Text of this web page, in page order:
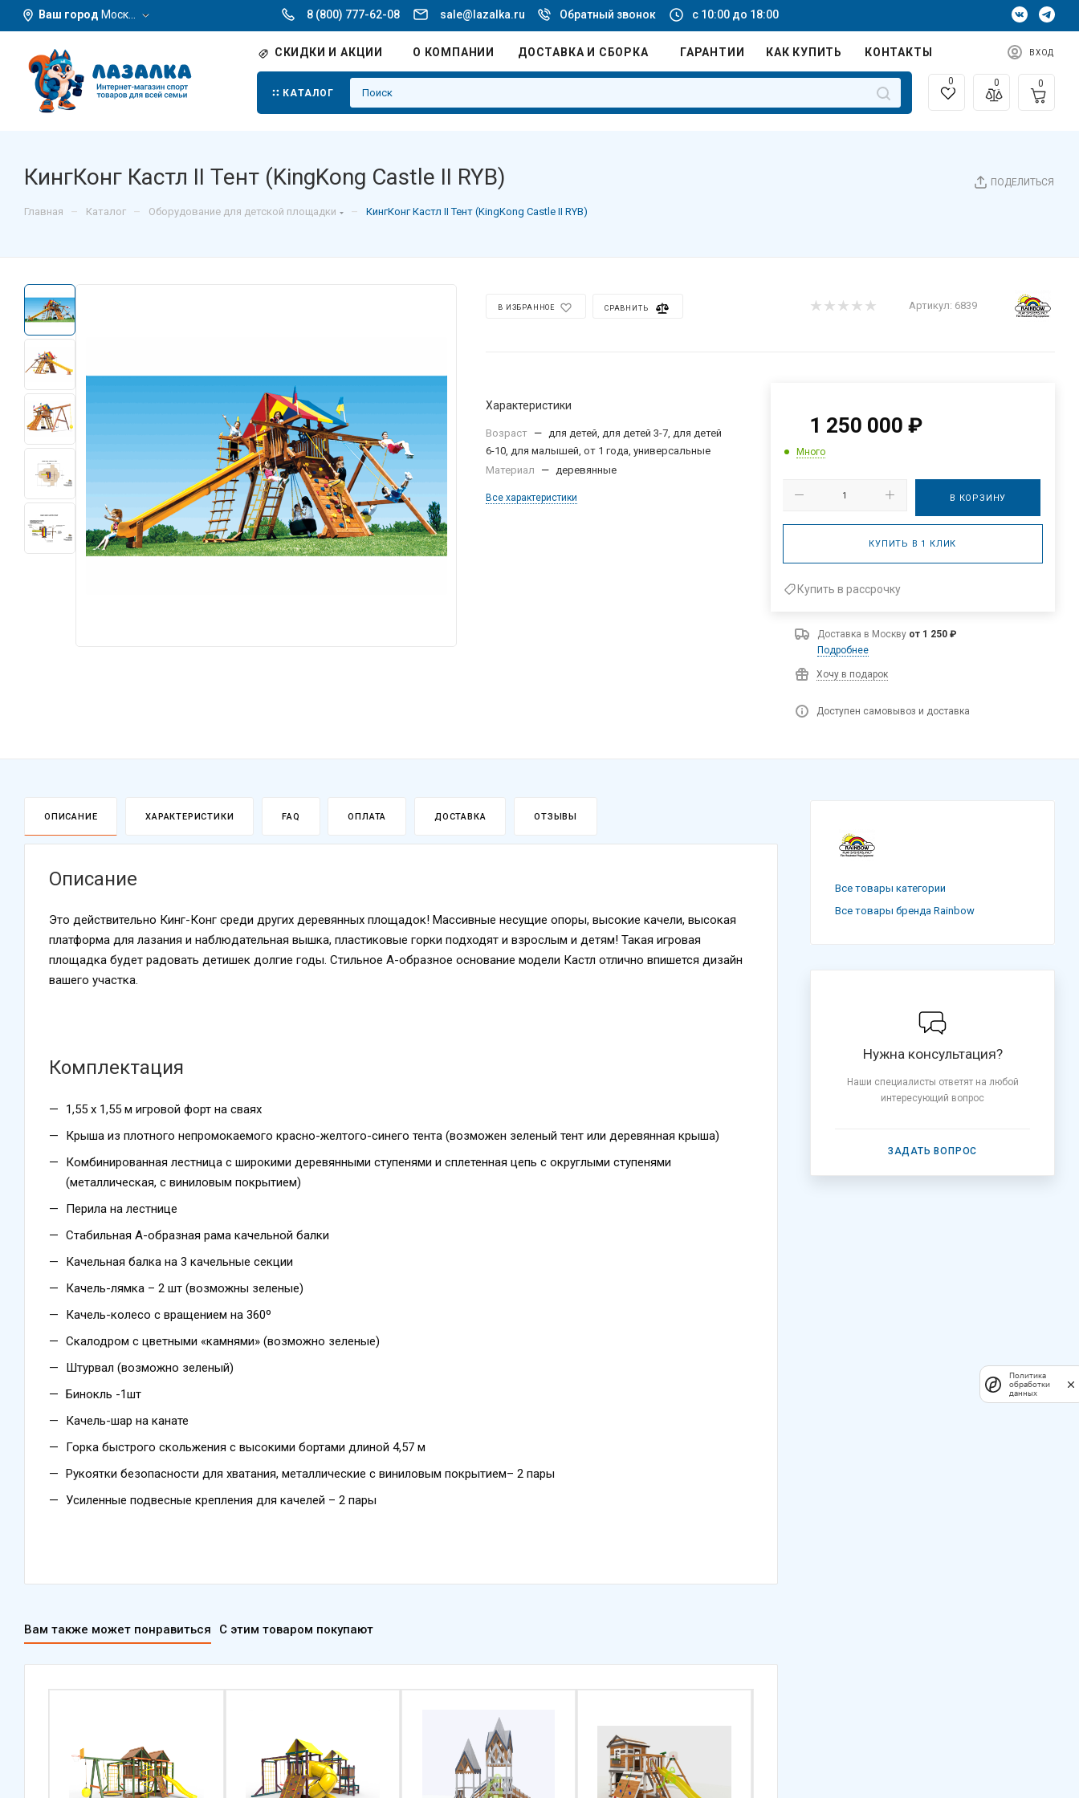
Ваш город Москва 8 (800) 777-62-08 sale@lazalka.ru Обратный звонок с 10:00 до 18:00
СКИДКИ И АКЦИИ О КОМПАНИИ ДОСТАВКА И СБОРКА ГАРАНТИИ КАК КУПИТЬ КОНТАКТЫ ВХОД
КАТАЛОГ
0 0 0
ПОДЕЛИТЬСЯ
КингКонг Кастл II Тент (KingKong Castle II RYB)
Главная – Каталог – Оборудование для детской площадки – КингКонг Кастл II Тент (KingKong Castle II RYB)
В ИЗБРАННОЕ СРАВНИТЬ Артикул: 6839
Характеристики
Возраст — для детей, для детей 3-7, для детей
6-10, для малышей, от 1 года, универсальные
Материал
— деревянные
Все характеристики
1 250 000 ₽
Много
В КОРЗИНУ
КУПИТЬ В 1 КЛИК
Купить в рассрочку
Доставка в Москву от 1 250 ₽
Подробнее
Хочу в подарок
Доступен самовывоз и доставка
ОПИСАНИЕ ХАРАКТЕРИСТИКИ FAQ ОПЛАТА ДОСТАВКА ОТЗЫВЫ
Описание
Это действительно Кинг-Конг среди других деревянных площадок! Массивные несущие опоры, высокие качели, высокая
платформа для лазания и наблюдательная вышка, пластиковые горки подходят и взрослым и детям! Такая игровая
площадка будет радовать детишек долгие годы. Стильное А-образное основание модели Кастл отлично впишется дизайн
вашего участка.
Комплектация
1,55 x 1,55 м игровой форт на сваях
Крыша из плотного непромокаемого красно-желтого-синего тента (возможен зеленый тент или деревянная крыша)
Комбинированная лестница с широкими деревянными ступенями и сплетенная цепь с округлыми ступенями
(металлическая, с виниловым покрытием)
Перила на лестнице
Стабильная А-образная рама качельной балки
Качельная балка на 3 качельные секции
Качель-лямка – 2 шт (возможны зеленые)
Качель-колесо с вращением на 360º
Скалодром с цветными «камнями» (возможно зеленые)
Штурвал (возможно зеленый)
Бинокль -1шт
Качель-шар на канате
Горка быстрого скольжения с высокими бортами длиной 4,57 м
Рукоятки безопасности для хватания, металлические с виниловым покрытием– 2 пары
Усиленные подвесные крепления для качелей – 2 пары
Вам также может понравиться С этим товаром покупают
Все товары категории
Все товары бренда Rainbow
Нужна консультация?
Наши специалисты ответят на любой
интересующий вопрос
ЗАДАТЬ ВОПРОС
Политика
обработки
данных